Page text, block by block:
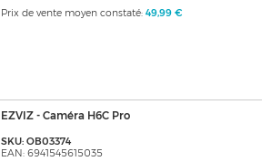
Prix de vente moyen constaté: 49,99 €
EZVIZ - Caméra H6C Pro
SKU: OB03374
EAN: 6941545615035